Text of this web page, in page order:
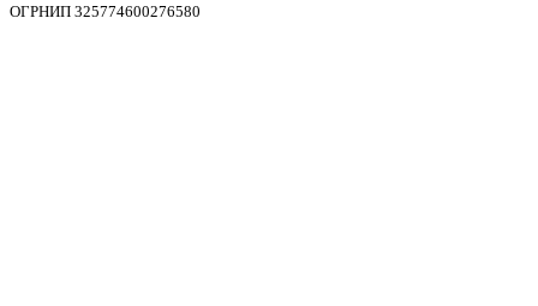
ОГРНИП 325774600276580